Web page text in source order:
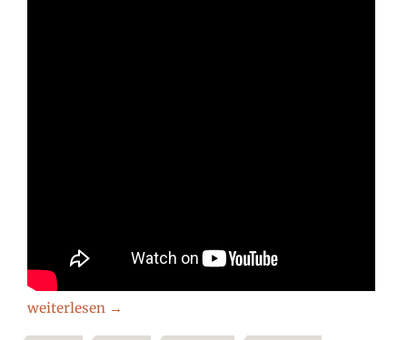
Polar Bear Marathon Churchill – The Movie
weiterlesen →